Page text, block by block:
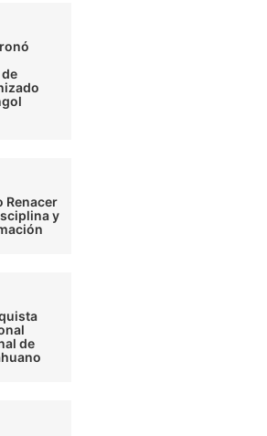
Renacer
y
de